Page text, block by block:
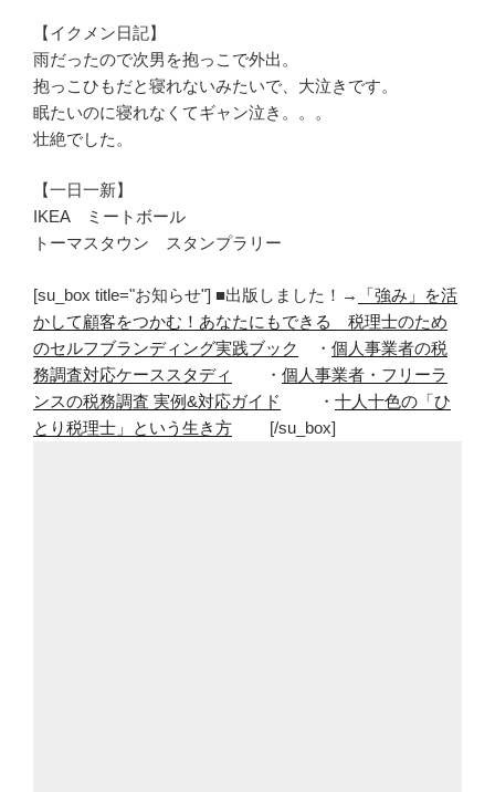
【イクメン日記】
雨だったので次男を抱っこで外出。
抱っこひもだと寝れないみたいで、大泣きです。
眠たいのに寝れなくてギャン泣き。。。
壮絶でした。
【一日一新】
IKEA ミートボール
トーマスタウン スタンプラリー
[su_box title="お知らせ"] ■出版しました！→
「強み」を活
かして顧客をつかむ！あなたにもできる 税理士のため
のセルフブランディング実践ブック
・ 個人事業者の税
務調査対応ケーススタディ
・ 個人事業者・フリーラ
ンスの税務調査 実例&対応ガイド
・ 十人十色の「ひ
とり税理士」という生き方 [/su_box]